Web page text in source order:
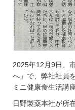
2025年12月9日、
へ」で、弊社社員
ミニ健康食生活講
日野製薬本社が所